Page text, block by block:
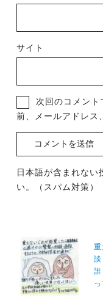
サイト
次回のコメント
前、メールアドレス
日本語が含まれない
い。（スパム対策）
稿
ナ
ビ
ゲ
重
談
誰
っ